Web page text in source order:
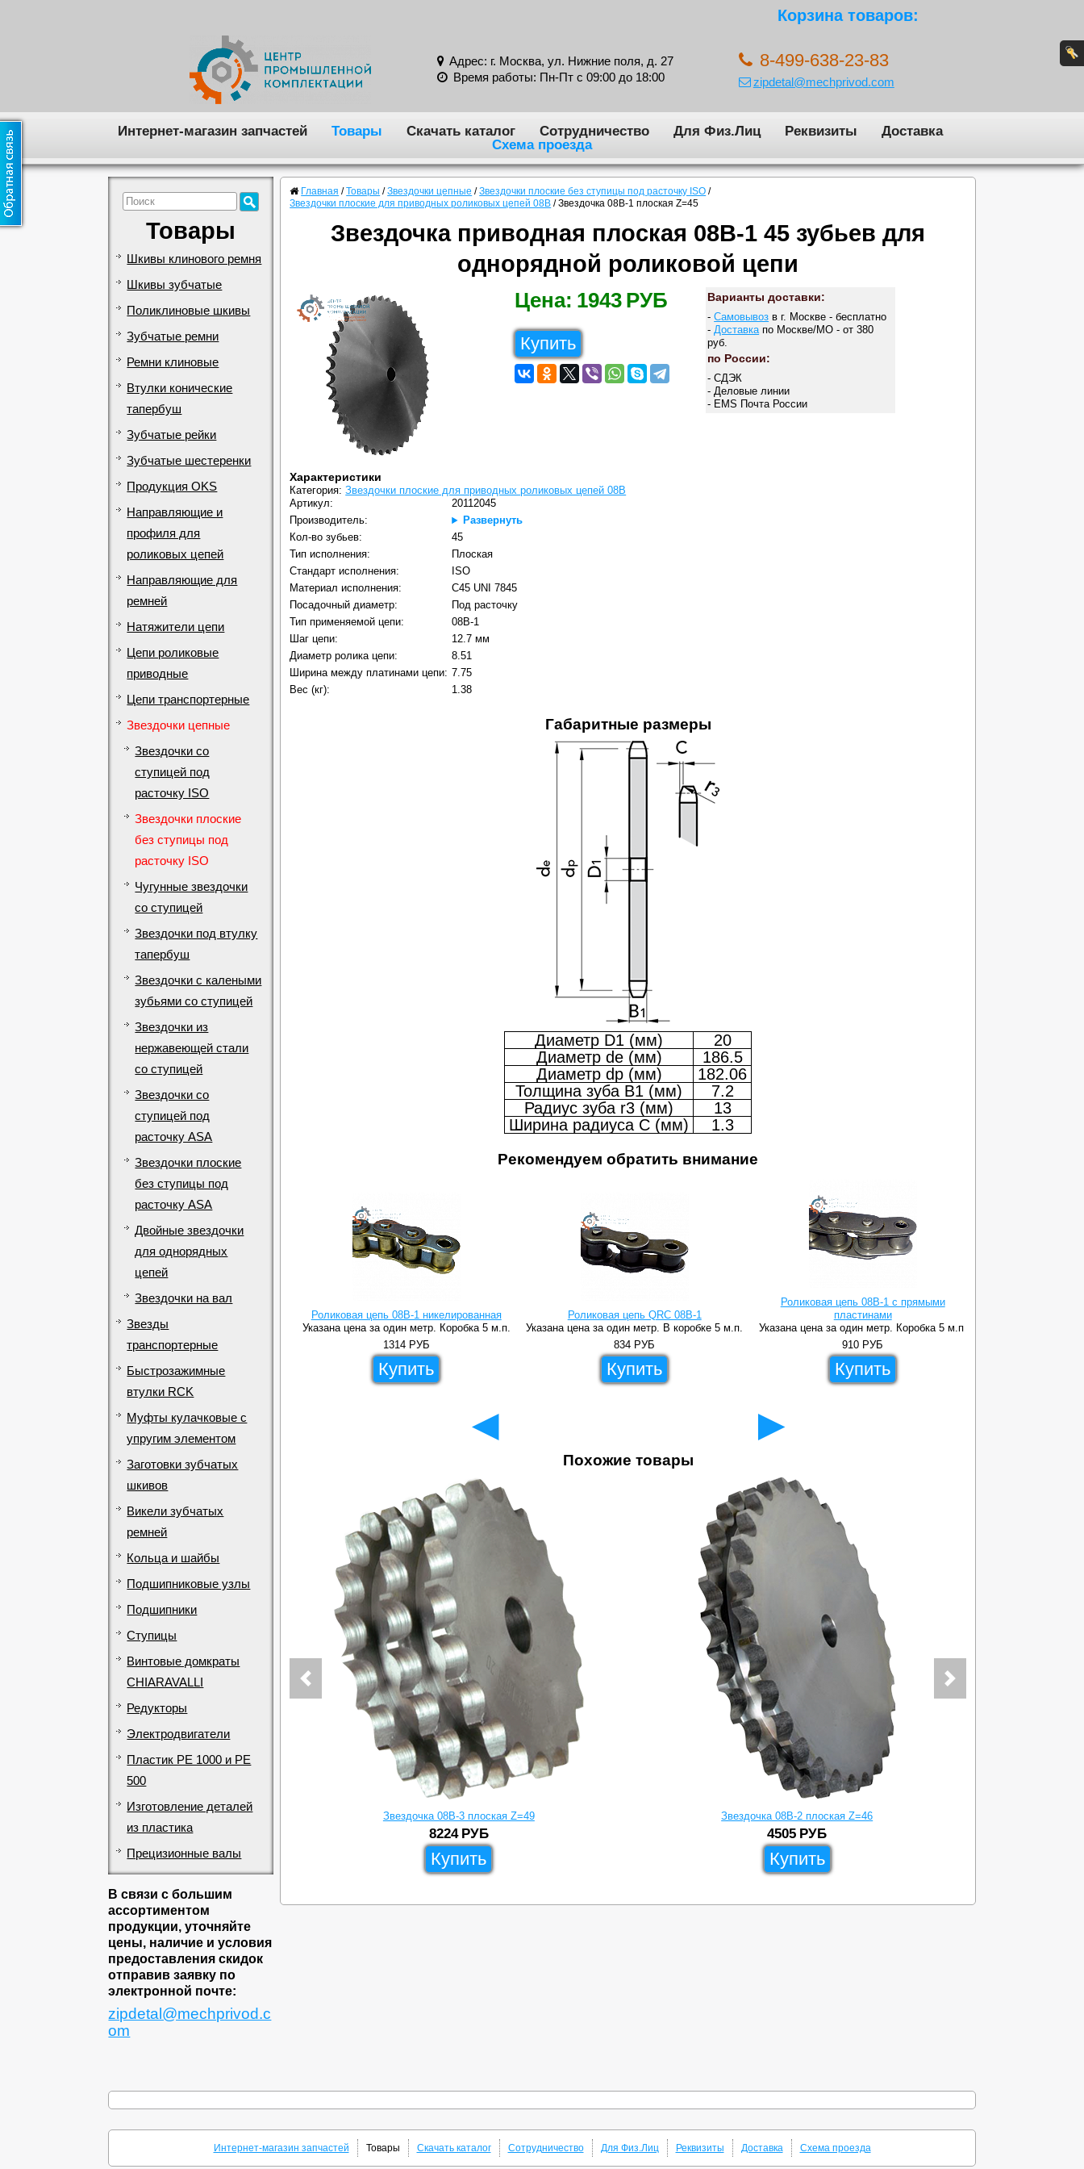
Корзина товаров:
Адрес: г. Москва, ул. Нижние поля, д. 27
Время работы: Пн-Пт с 09:00 до 18:00
8-499-638-23-83
zipdetal@mechprivod.com
Интернет-магазин запчастей Товары Скачать каталог Сотрудничество Для Физ.Лиц Реквизиты
Доставка
Схема проезда
Товары
Шкивы клинового ремня
Шкивы зубчатые
Поликлиновые шкивы
Зубчатые ремни
Ремни клиновые
Втулки конические
тапербуш
Зубчатые рейки
Зубчатые шестеренки
Продукция OKS
Направляющие и
профиля для
роликовых цепей
Направляющие для
ремней
Натяжители цепи
Цепи роликовые
приводные
Цепи транспортерные
Звездочки цепные
Звездочки со
ступицей под
расточку ISO
Звездочки плоские
без ступицы под
расточку ISO
Чугунные звездочки
со ступицей
Звездочки под втулку
тапербуш
Звездочки с калеными
зубьями со ступицей
Звездочки из
нержавеющей стали
со ступицей
Звездочки со
ступицей под
расточку ASA
Звездочки плоские
без ступицы под
расточку ASA
Двойные звездочки
для однорядных
цепей
Звездочки на вал
Звезды
транспортерные
Быстрозажимные
втулки RCK
Муфты кулачковые с
упругим элементом
Заготовки зубчатых
шкивов
Викели зубчатых
ремней
Кольца и шайбы
Подшипниковые узлы
Подшипники
Ступицы
Винтовые домкраты
CHIARAVALLI
Редукторы
Электродвигатели
Пластик PE 1000 и PE
500
Изготовление деталей
из пластика
Прецизионные валы
В связи с большим
ассортиментом
продукции, уточняйте
цены, наличие и условия
предоставления скидок
отправив заявку по
электронной почте:
zipdetal@mechprivod.c
om
Главная / Товары / Звездочки цепные / Звездочки плоские без ступицы под расточку ISO /
Звездочки плоские для приводных роликовых цепей 08B / Звездочка 08B-1 плоская Z=45
Звездочка приводная плоская 08B-1 45 зубьев для
однорядной роликовой цепи
Цена: 1943 РУБ
Купить
Варианты доставки:
-Самовывоз в г. Москве - бесплатно
- Доставка по Москве/МО - от 380
руб.
по России:
- СДЭК
- Деловые линии
- EMS Почта России
Характеристики
Категория:Звездочки плоские для приводных роликовых цепей 08B
Артикул:
20112045
Производитель:
Развернуть
Кол-во зубьев:
45
Тип исполнения:
Плоская
Стандарт исполнения:
ISO
Материал исполнения:
C45 UNI 7845
Посадочный диаметр:
Под расточку
Тип применяемой цепи:
08B-1
Шаг цепи:
12.7 мм
Диаметр ролика цепи:
8.51
Ширина между платинами цепи: 7.75
Вес (кг):
1.38
Габаритные размеры
Диаметр D1 (мм)
20
Диаметр de (мм)
186.5
Диаметр dp (мм)
182.06
Толщина зуба B1 (мм)
7.2
Радиус зуба r3 (мм)
13
Ширина радиуса C (мм)
1.3
Рекомендуем обратить внимание
Роликовая цепь 08B-1 никелированная
Указана цена за один метр. Коробка 5 м.п.
1314 РУБ
Купить
Роликовая цепь QRC 08B-1
Указана цена за один метр. В коробке 5 м.п.
834 РУБ
Купить
Роликовая цепь 08B-1 с прямыми
пластинами
Указана цена за один метр. Коробка 5 м.п.
910 РУБ
Купить
◄ ►
Похожие товары
Звездочка 08B-3 плоская Z=49
8224 РУБ
Купить
Звездочка 08B-2 плоская Z=46
4505 РУБ
Купить
Интернет-магазин запчастей Товары Скачать каталог Сотрудничество Для Физ.Лиц Реквизиты Доставка Схема проезда